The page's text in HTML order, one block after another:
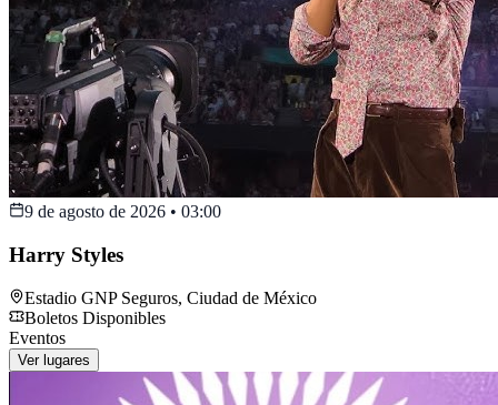
9 de agosto de 2026 • 03:00
Harry Styles
Estadio GNP Seguros, Ciudad de México
Boletos Disponibles
Eventos
Ver lugares